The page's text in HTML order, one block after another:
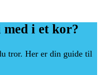
med i et kor?
tror. Her er din guide til